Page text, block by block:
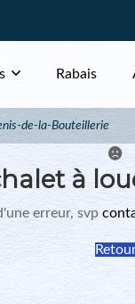
Rabais
de-la-Bouteillerie
à
erreur, svp